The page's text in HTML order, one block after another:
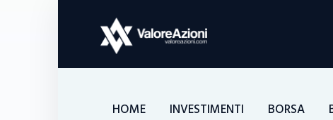
HOME INVESTIMENTI BORSA